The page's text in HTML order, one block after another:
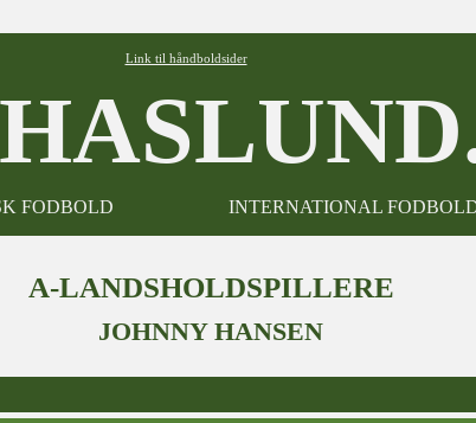
Link til håndboldsider
FODBOLD INTERNATIONAL
A-LANDSHOLDSPILLERE
JOHNNY HANSEN